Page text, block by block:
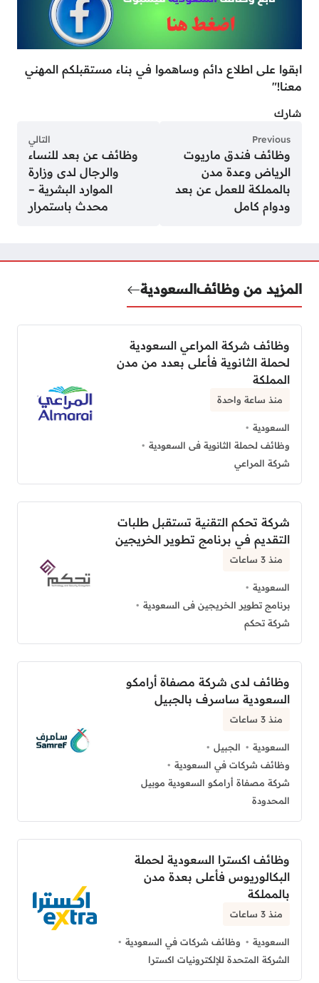
ابقوا على اطلاع دائم وساهموا في بناء مستقبلكم المهني
معنا!"
شارك
Previous
وظائف فندق ماريوت
الرياض وعدة مدن
بالمملكة للعمل عن بعد
ودوام كامل
التالي
وظائف عن بعد للنساء
والرجال لدى وزارة
الموارد البشرية –
محدث باستمرار
المزيد من وظائفالسعودية
وظائف شركة المراعي السعودية
لحملة الثانوية فأعلى بعدد من مدن
المملكة
منذ ساعة واحدة
السعودية
وظائف لحملة الثانوية فى السعودية
شركة المراعي
شركة تحكم التقنية تستقبل طلبات
التقديم في برنامج تطوير الخريجين
منذ 3 ساعات
السعودية
برنامج تطوير الخريجين فى السعودية
شركة تحكم
وظائف لدى شركة مصفاة أرامكو
السعودية ساسرف بالجبيل
منذ 3 ساعات
السعودية
الجبيل
وظائف شركات في السعودية
شركة مصفاة أرامكو السعودية موبيل
المحدودة
وظائف اكسترا السعودية لحملة
البكالوريوس فأعلى بعدة مدن
بالمملكة
منذ 3 ساعات
السعودية
وظائف شركات في السعودية
الشركة المتحدة للإلكترونيات اكسترا